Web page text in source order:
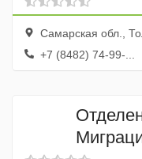
Самарская обл.,
+7 (8482) 74-99-...